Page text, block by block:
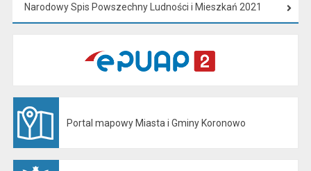
Narodowy Spis Powszechny Ludności i Mieszkań 2021
Portal mapowy Miasta i Gminy Koronowo